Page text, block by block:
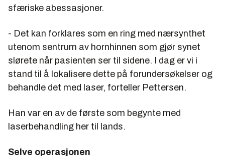
sfæriske abessasjoner.
- Det kan forklares som en ring med nærsynthet
utenom sentrum av hornhinnen som gjør synet
slørete når pasienten ser til sidene. I dag er vi i
stand til å lokalisere dette på forundersøkelser og
behandle det med laser, forteller Pettersen.
Han var en av de første som begynte med
laserbehandling her til lands.
Selve operasjonen